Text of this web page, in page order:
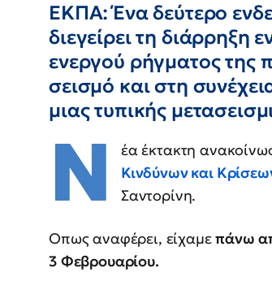
ΕΚΠΑ: Ένα δεύτερο
διεγείρει τη διάρρηξη
ενεργού ρήγματος της
σεισμό και στη
μιας τυπικής
Ν έα έκτακτη
Κινδύνων και
Σαντορίνη.
Οπως αναφέρει, είχαμεπάνω
3 Φεβρουαρίου.